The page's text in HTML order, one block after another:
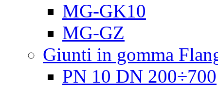
MG-GK10
MG-GZ
Giunti in gomma
PN 10 DN 200÷700